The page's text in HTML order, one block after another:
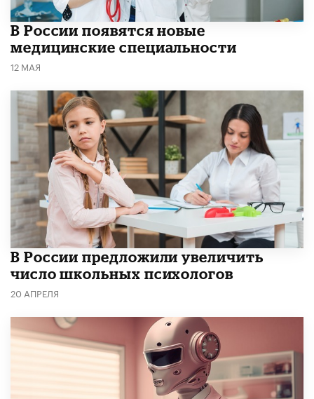
В России появятся новые
медицинские специальности
12 МАЯ
В России предложили увеличить
число школьных психологов
20 АПРЕЛЯ